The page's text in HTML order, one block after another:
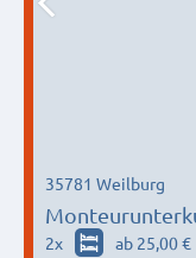
35781 Weilburg
2x ab 25,00 €